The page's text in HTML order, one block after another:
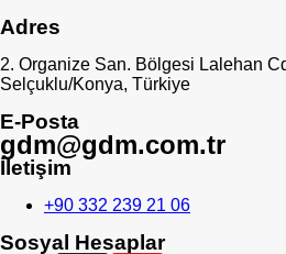
Adres
2. Organize San. Bölgesi Lalehan
Selçuklu/Konya, Türkiye
E-Posta
gdm@gdm.com.tr
İletişim
+90 332 239 21 06
Sosyal Hesaplar